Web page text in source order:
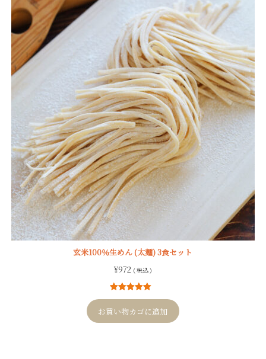
玄米100％生めん (太麺) 3食セット
¥972 ( 税込 )
1
件の利用者
評価に基づ
く5段階評価
のうち、
お買い物カゴに追加